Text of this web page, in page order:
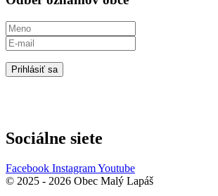
Prihlásiť sa
Sociálne siete
Facebook InstagramYoutube
© 2025 - 2026 Obec Malý Lapáš